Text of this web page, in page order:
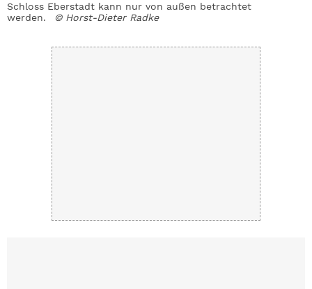
Schloss Eberstadt kann nur von außen betrachtet
werden.
© Horst-Dieter Radke